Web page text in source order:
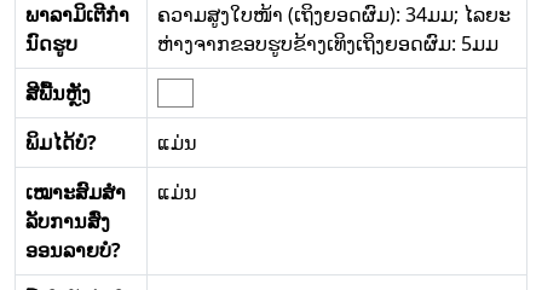
ພາລາມິເຕີກໍາ
ນົດຮູບ
ຄວາມສູງໃບໜ້າ (ເຖິງຍອດຜົມ): 34ມມ; ໄລຍະ
ຫ່າງຈາກຂອບຮູບຂ້າງເທິງເຖິງຍອດຜົມ: 5ມມ
ສີພື້ນຫຼັງ
ພິມໄດ້ບໍ?
ແມ່ນ
ເໝາະສົມສໍາ
ລັບການສົ່ງ
ອອນລາຍບໍ?
ແມ່ນ